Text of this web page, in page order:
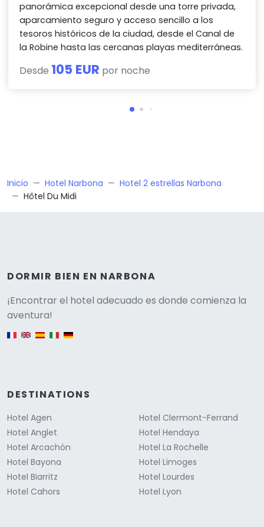
panorámica excepcional desde una torre privada,
aparcamiento seguro y acceso sencillo a los
tesoros históricos de la ciudad, desde el Canal de
la Robine hasta las cercanas playas mediterráneas.
Desde 105 EUR por noche
Inicio Hotel Narbona
Hotel 2 estrellas Narbona
Hôtel Du Midi
DORMIR BIEN EN NARBONA
¡Encontrar el hotel adecuado es donde comienza la
aventura!
English version
DESTINATIONS
Hotel Agen
Hotel Anglet
Hotel Arcachón
Hotel Bayona
Hotel Biarritz
Hotel Cahors
Hotel Clermont-Ferrand
Hotel Hendaya
Hotel La Rochelle
Hotel Limoges
Hotel Lourdes
Hotel Lyon